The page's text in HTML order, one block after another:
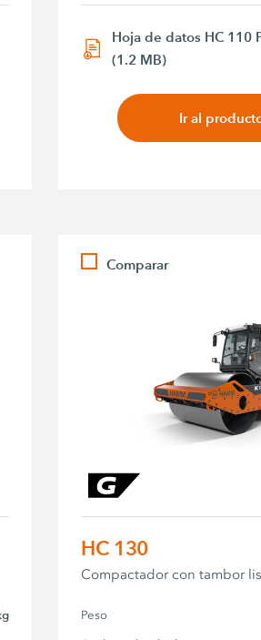
Hoja de datos HC 110
(1.2 MB)
Ir al
Comparar
HC 130
Compactador con tambor
Peso